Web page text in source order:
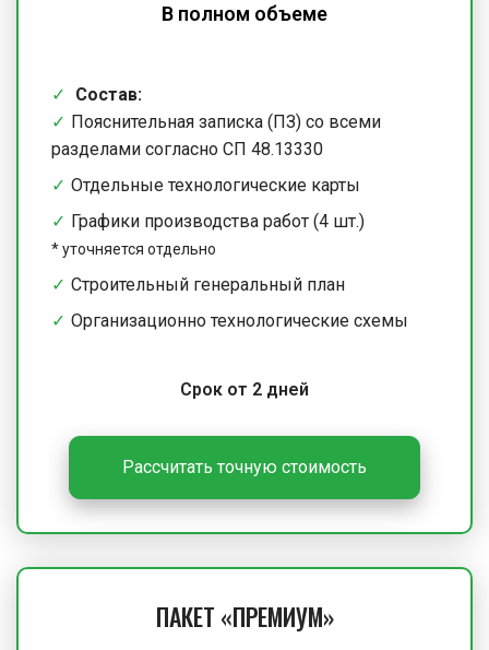
В полном объеме
Состав:
Пояснительная записка (ПЗ) со всеми
разделами согласно СП 48.13330
Отдельные технологические карты
Графики производства работ (4 шт.)
*уточняется отдельно
Строительный генеральный план
Организационно технологические схемы
Срок от 2 дней
Рассчитать точную стоимость
ПАКЕТ «ПРЕМИУМ»